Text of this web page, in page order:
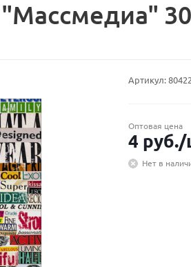
Артикул:
Оптовая цена
4 руб./
Нет в